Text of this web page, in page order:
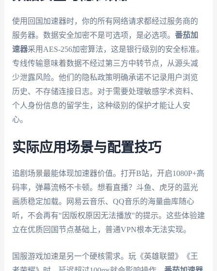
使用回国加速器时，你的所有网络请求都经过服务商的
服务器。数据安全加密不是可选项，是必选项。 番茄加
速器采用AES-256加密算法，这是银行级别的安全标准。
专线传输意味着数据不经过第三方中转节点，从源头减
少泄露风险。他们的隐私政策明确承诺不记录用户浏览
历史、不存储连接日志。对于需要处理敏感学术资料、
个人身份信息的留学生，这种级别的保护才能让人安
心。
实际应用场景与配置技巧
追剧场景最能体现加速器价值。打开B站，开启1080P+高
码率，弹幕流畅不卡顿。想看直播？斗鱼、虎牙的蓝光
画质稳定加载。网易云音乐、QQ音乐的海量曲库随心
听，不会再有"因版权原因无法播放"的提示。这些体验建
立在优质回国节点基础上，普通VPN根本无法实现。
国服游戏加速是另一个硬核需求。玩《英雄联盟》《王